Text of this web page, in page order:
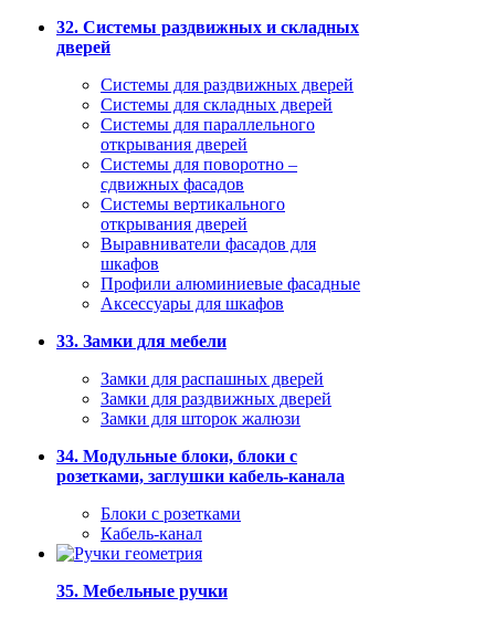
32. Системы раздвижных и складных
дверей
Системы для раздвижных дверей
Системы для складных дверей
Системы для параллельного
открывания дверей
Системы для поворотно –
сдвижных фасадов
Системы вертикального
открывания дверей
Выравниватели фасадов для
шкафов
Профили алюминиевые фасадные
Аксессуары для шкафов
33. Замки для мебели
Замки для распашных дверей
Замки для раздвижных дверей
Замки для шторок жалюзи
34. Модульные блоки, блоки с
розетками, заглушки кабель-канала
Блоки с розетками
Кабель-канал
35. Мебельные ручки